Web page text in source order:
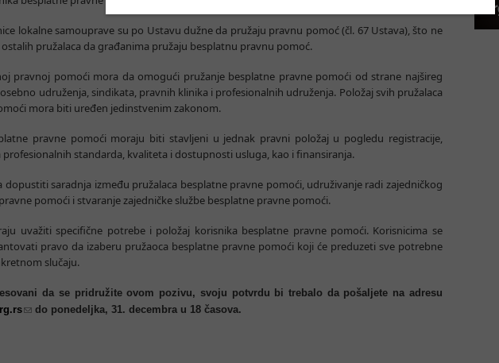
lokalne samouprave su po Ustavu dužne da pružaju pravnu pomoć (čl. 67 Ustava), što ne
pružalaca da građanima pružaju besplatnu pravnu pomoć.
pravnoj pomoći mora da omogući pružanje besplatne pravne pomoći od strane najšireg
udruženja, sindikata, pravnih klinika i profesionalnih udruženja. Položaj svih pružalaca
mora biti uređen jedinstvenim zakonom.
pravne pomoći moraju biti stavljeni u jednak pravni položaj u pogledu registracije,
profesionalnih standarda, kvaliteta i dostupnosti usluga, kao i finansiranja.
dopustiti saradnja između pružalaca besplatne pravne pomoći, udruživanje radi zajedničkog
pomoći i stvaranje zajedničke službe besplatne pravne pomoći.
uvažiti specifične potrebe i položaj korisnika besplatne pravne pomoći. Korisnicima se
pravo da izaberu pružaoca besplatne pravne pomoći koji će preduzeti sve potrebne
slučaju.
da se pridružite ovom pozivu, svoju potvrdu bi trebalo da pošaljete na adresu
do ponedeljka, 31. decembra u 18 časova.